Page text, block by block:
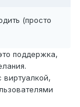
(просто
поддержка,
виртуалкой,